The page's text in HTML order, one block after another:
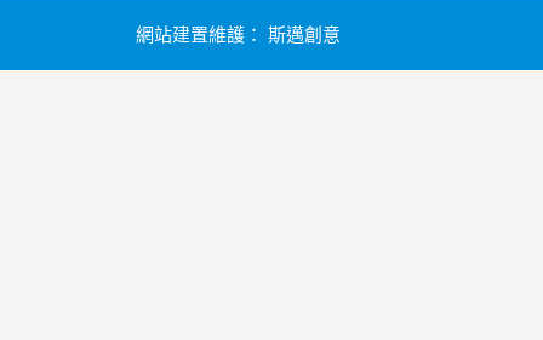
網站建置維護： 斯邁創意